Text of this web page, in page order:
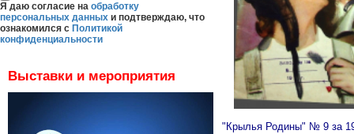
Я даю согласие на обработку
персональных данных и подтверждаю, что
ознакомился с Политикой
конфиденциальности
Выставки и мероприятия
"Крылья Родины" № 9 за